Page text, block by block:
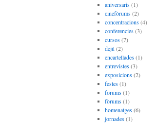
aniversaris(1)
cinefòrums(2)
concentracions(4)
conferencies(3)
cursos(7)
dejú (2)
encartellades(1)
entrevistes(3)
exposicions(2)
festes(1)
forums(1)
fòrums(1)
homenatges(6)
jornades(1)